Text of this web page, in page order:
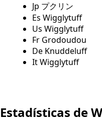
Jp プクリン
Es Wigglytuff
Us Wigglytuff
Fr Grodoudou
De Knuddeluff
It Wigglytuff
Estadísticas de